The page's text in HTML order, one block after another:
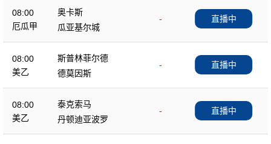
08:00
厄瓜甲
奥卡斯
-
瓜亚基尔城
直播中
08:00
美乙
斯普林菲尔德
-
德莫因斯
直播中
08:00
美乙
泰克索马
-
丹顿迪亚波罗
直播中